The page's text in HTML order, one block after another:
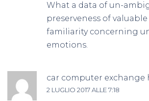
What a data of un-
preserveness of valuable
familiarity concerning
emotions.
car computer exchange
2 LUGLIO 2017 ALLE 7:18